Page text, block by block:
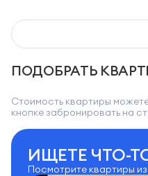
ПОДОБРАТЬ
Стоимость квартиры
кнопке забронировать на
ИЩЕТЕ ЧТО-
Посмотрите квартиры